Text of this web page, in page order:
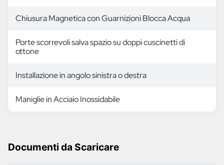
Chiusura Magnetica con Guarnizioni Blocca Acqua
Porte scorrevoli salva spazio su doppi cuscinetti di
ottone
Installazione in angolo sinistra o destra
Maniglie in Acciaio Inossidabile
Documenti da Scaricare